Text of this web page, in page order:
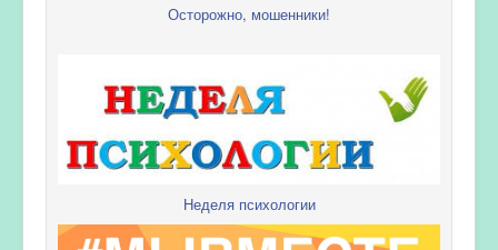
Осторожно, мошенники!
Неделя психологии